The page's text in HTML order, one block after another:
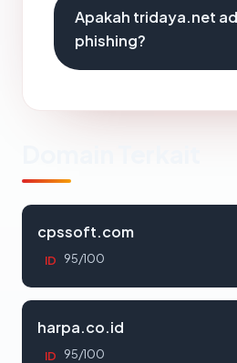
Apakah tridaya.net
phishing?
cpssoft.com
ID 95/100
harpa.co.id
ID 95/100